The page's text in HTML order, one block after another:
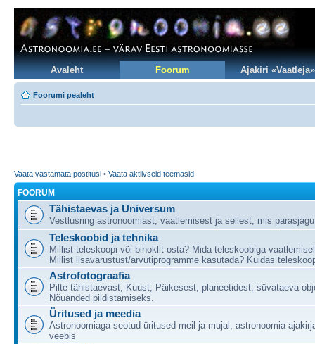
Avaleht Foorum Ajakiri «Vaatleja»
Foorumi pealeht
Vaata vastamata postitusi • Vaata aktiivseid teemasid
FOORUM
Tähistaevas ja Universum
Vestlusring astronoomiast, vaatlemisest ja sellest, mis
Teleskoobid ja tehnika
Millist teleskoopi või binoklit osta? Mida teleskoobiga
Millist lisavarustust/arvutiprogramme kasutada? Kuidas
Astrofotograafia
Pilte tähistaevast, Kuust, Päikesest, planeetidest, süvataeva
Nõuanded pildistamiseks.
Üritused ja meedia
Astronoomiaga seotud üritused meil ja mujal, astronoomia
veebis